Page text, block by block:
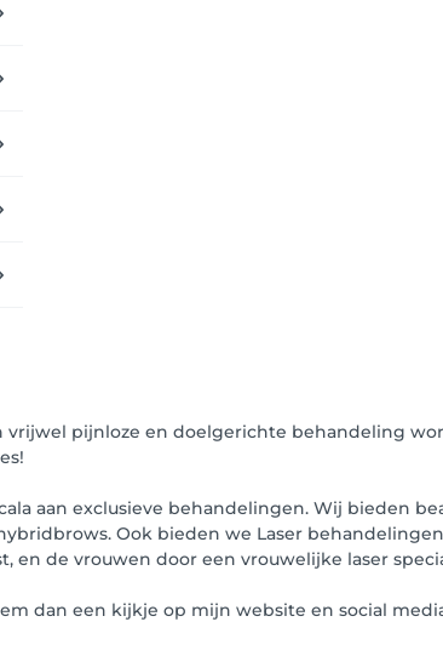
vrijwel pijnloze en doelgerichte behandeling
aan exclusieve behandelingen. Wij bieden
Ook bieden we Laser
en de vrouwen door een vrouwelijke laser
dan een kijkje op mijn website en social